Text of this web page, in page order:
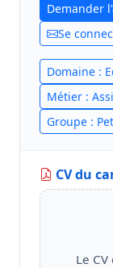
Demander
Se
Domaine :
Métier :
Groupe :
CV du
Le